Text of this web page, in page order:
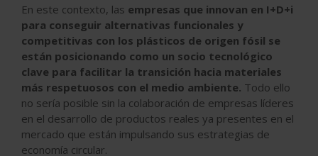
En este contexto, las empresas que innovan en I+D+i
para conseguir alternativas funcionales y
competitivas con los plásticos de origen fósil se
están posicionando como un socio tecnológico
clave para facilitar la transición hacia materiales
más respetuosos con el medio ambiente. Todo ello
no sería posible sin la colaboración de empresas líderes
en el desarrollo de productos reales ya presentes en el
mercado que están impulsando sus estrategias de
economía circular.